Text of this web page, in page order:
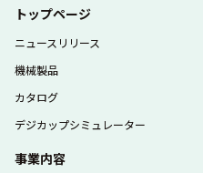
トップページ
ニュースリリース
機械製品
カタログ
デジカップシミュレーター
事業内容